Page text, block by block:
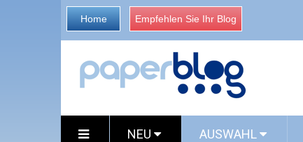
Home Empfehlen Sie Ihr Blog
NEU AUSWAHL